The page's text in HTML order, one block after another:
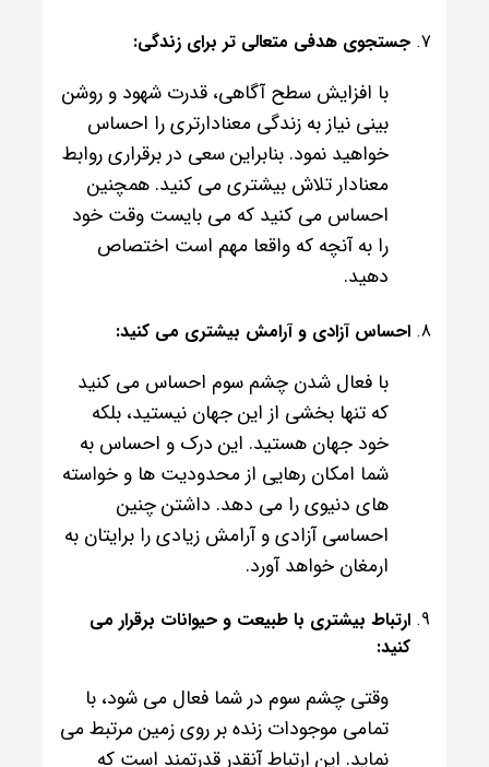
جستجوی هدفی متعالی تر برای زندگی:
با افزایش سطح آگاهی، قدرت شهود و روشن
بینی نیاز به زندگی معنادارتری را احساس
خواهید نمود. بنابراین سعی در برقراری روابط
معنادار تلاش بیشتری می کنید. همچنین
احساس می کنید که می بایست وقت خود
را به آنچه که واقعا مهم است اختصاص
دهید.
احساس آزادی و آرامش بیشتری می کنید:
با فعال شدن چشم سوم احساس می کنید
که تنها بخشی از این جهان نیستید، بلکه
خود جهان هستید. این درک و احساس به
شما امکان رهایی از محدودیت ها و خواسته
های دنیوی را می دهد. داشتن چنین
احساسی آزادی و آرامش زیادی را برایتان به
ارمغان خواهد آورد.
ارتباط بیشتری با طبیعت و حیوانات برقرار می
کنید:
وقتی چشم سوم در شما فعال می شود، با
تمامی موجودات زنده بر روی زمین مرتبط می
نماید. این ارتباط آنقدر قدرتمند است که